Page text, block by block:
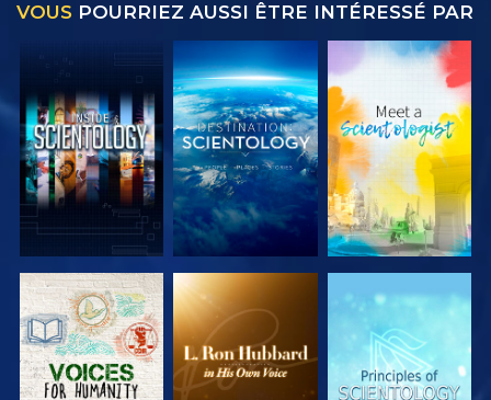
VOUS POURRIEZ AUSSI ÊTRE INTÉRESSÉ PAR
DÉCOUVRIR
LES SÉRIES
DÉCOUVRIR
LES SÉRIES
DÉCOUVRIR
LES SÉRIES